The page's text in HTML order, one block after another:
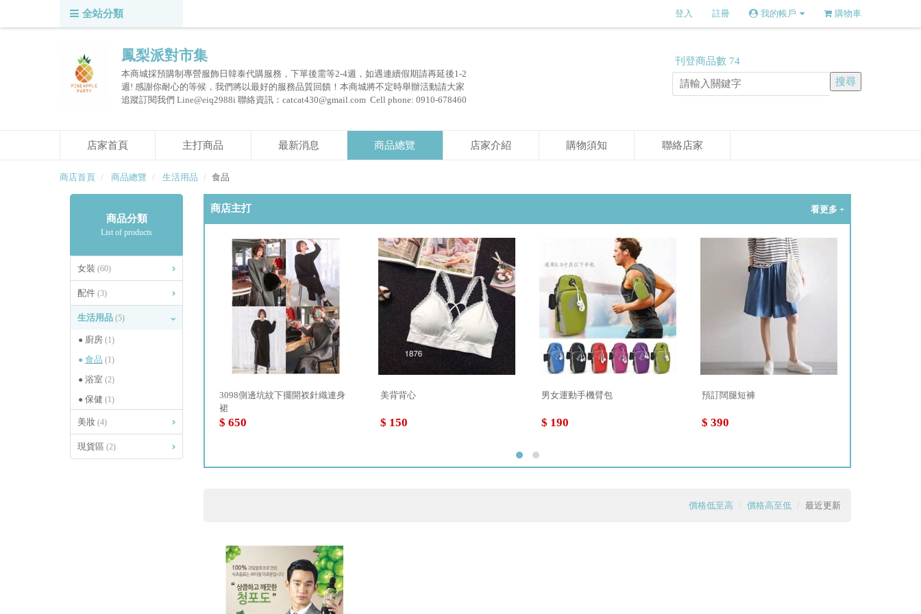
全站分類 登入 註冊 我的帳戶 購物車
鳳梨派對市集
本商城採預購制專營服飾日韓泰代購服務，下單後需等2-4週，如遇連續假期請再延後1-2
週! 感謝你耐心的等候，我們將以最好的服務品質回饋！本商城將不定時舉辦活動請大家
追蹤訂閱我們 Line@eiq2988i 聯絡資訊：catcat430@gmail.com Cell phone: 0910-678460
刊登商品數 74
店家首頁 主打商品 最新消息 商品總覽 店家介紹 購物須知 聯絡店家
商店首頁 商品總覽 生活用品 食品
商品分類
List of products
女裝 (60)
配件 (3)
生活用品 (5)
廚房 (1)
食品 (1)
浴室 (2)
保健 (1)
美妝 (4)
現貨區 (2)
商店主打 看更多 +
韓國爆款雙層寬褲
$ 390
3098側邊坑紋下擺開衩針織連身
裙
$ 650
美背背心
$ 150
男女運動手機臂包
$ 190
預訂闊腿短褲
$ 390
價格低至高 價格高至低 最近更新